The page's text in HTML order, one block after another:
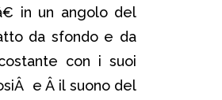
in un angolo del
da sfondo e da
con i suoi
e Â il suono del